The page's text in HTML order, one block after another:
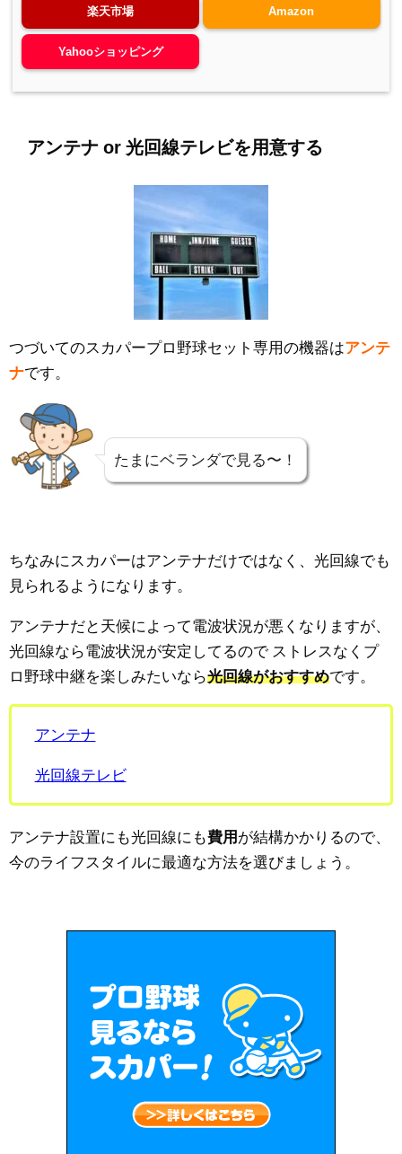
楽天市場 Amazon
Yahooショッピング
アンテナ or 光回線テレビを用意する
つづいてのスカパープロ野球セット専用の機器はアンテ
ナです。
たまにベランダで見る〜！
ちなみにスカパーはアンテナだけではなく、光回線でも
見られるようになります。
アンテナだと天候によって電波状況が悪くなりますが、
光回線なら電波状況が安定してるのでストレスなくプ
ロ野球中継を楽しみたいなら光回線がおすすめです。
アンテナ
光回線テレビ
アンテナ設置にも光回線にも費用 が結構かかりるので、
今のライフスタイルに最適な方法を選びましょう。